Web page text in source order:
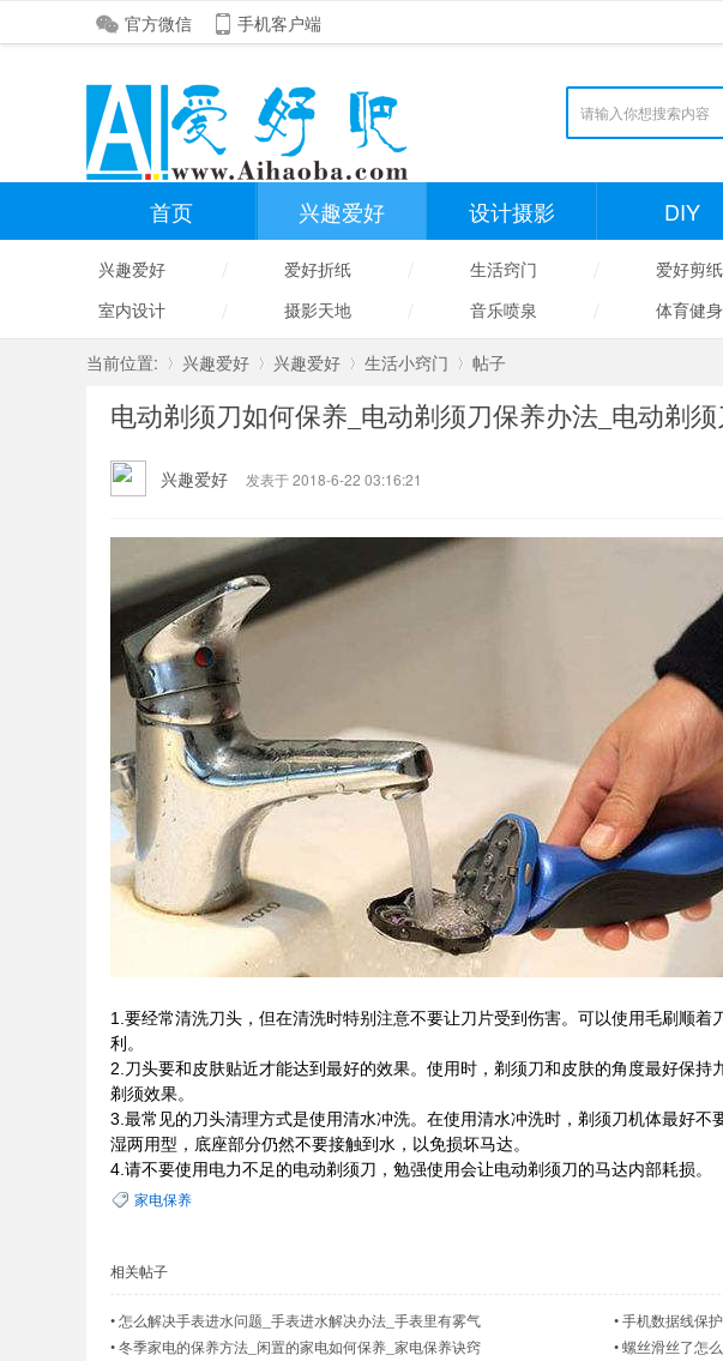
官方微信 手机客户端
首页 兴趣爱好 设计摄影 DIY
兴趣爱好 爱好折纸 生活窍门 爱好剪纸
室内设计
摄影天地 音乐喷泉 体育健身
当前位置:
»
兴趣爱好 兴趣爱好 生活小窍门 帖子
电动剃须刀如何保养_电动剃须刀保养办法_电动剃
兴趣爱好 发表于 2018-6-22 03:16:21
1.要经常清洗刀头，但在清洗时特别注意不要让刀片受到伤害。可以使用毛刷顺
利。
2.刀头要和皮肤贴近才能达到最好的效果。使用时，剃须刀和皮肤的角度最好保
剃须效果。
3.最常见的刀头清理方式是使用清水冲洗。在使用清水冲洗时，剃须刀机体最好
湿两用型，底座部分仍然不要接触到水，以免损坏马达。
4.请不要使用电力不足的电动剃须刀 ，勉强使用会让电动剃须刀的马达内部耗损。
家电保养
相关帖子
•怎么解决手表进水问题_手表进水解决办法_手表里有雾气 •手机数据线保
•冬季家电的保养方法_闲置的家电如何保养_家电保养诀窍 •螺丝滑丝了怎